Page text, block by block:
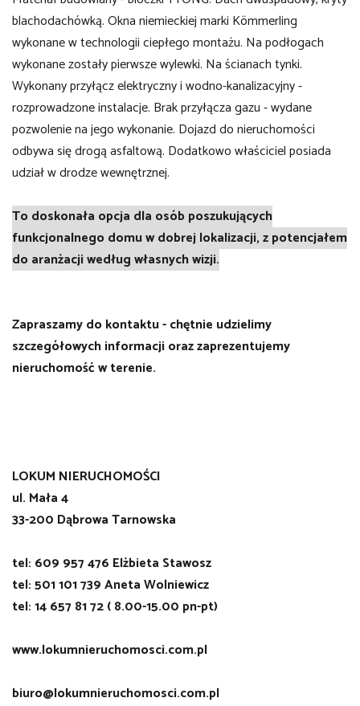
blachodachówką. Okna niemieckiej marki Kömmerling
wykonane w technologii ciepłego montażu. Na podłogach
wykonane zostały pierwsze wylewki. Na ścianach tynki.
Wykonany przyłącz elektryczny i wodno-kanalizacyjny -
rozprowadzone instalacje. Brak przyłącza gazu - wydane
pozwolenie na jego wykonanie. Dojazd do nieruchomości
odbywa się drogą asfaltową. Dodatkowo właściciel posiada
udział w drodze wewnętrznej.
To doskonała opcja dla osób poszukujących
funkcjonalnego domu w dobrej lokalizacji, z potencjałem
do aranżacji według własnych wizji.
Zapraszamy do kontaktu - chętnie udzielimy
szczegółowych informacji oraz zaprezentujemy
nieruchomość w terenie.
LOKUM NIERUCHOMOŚCI
ul. Mała 4
33-200 Dąbrowa Tarnowska
tel: 609 957 476 Elżbieta Stawosz
tel: 501 101 739 Aneta Wolniewicz
tel: 14 657 81 72 ( 8.00-15.00 pn-pt)
www.lokumnieruchomosci.com.pl
biuro@lokumnieruchomosci.com.pl